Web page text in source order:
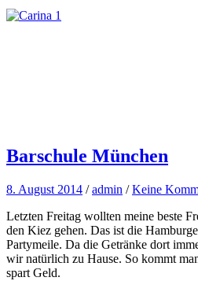
Barschule München
8. August 2014 /admin /Keine
Letzten Freitag wollten meine beste
den Kiez gehen. Das ist die
Partymeile. Da die Getränke dort
wir natürlich zu Hause. So kommt
spart Geld.